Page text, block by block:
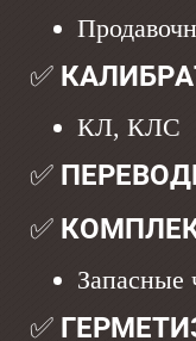
✅
КЛ, КЛС
✅
✅
✅